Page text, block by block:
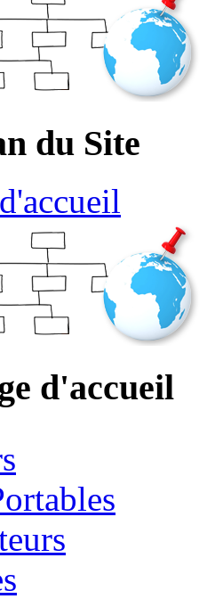
du Site
d'accueil